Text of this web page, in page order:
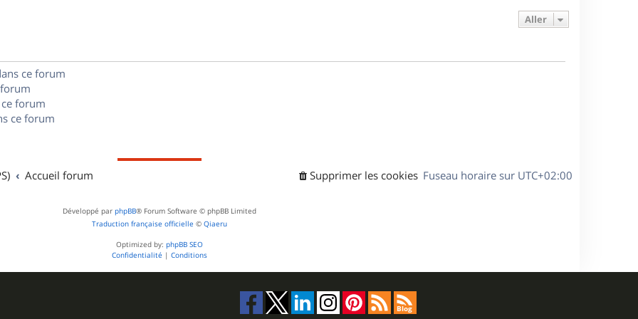
g
s
Aller
ce forum
forum
ce forum
Accueil forum Fuseau horaire sur UTC+02:00
Supprimer les cookies
Développé par phpBB® Forum Software © phpBB Limited
Traduction française officielle © Qiaeru
Optimized by: phpBB SEO
Confidentialité | Conditions